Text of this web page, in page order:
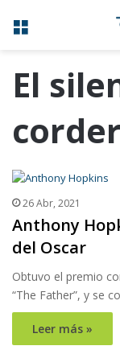
Menú
El
26 Abr, 2021
Anthony
del Oscar
Obtuvo el premio
“The Father”, y se
Leer más »